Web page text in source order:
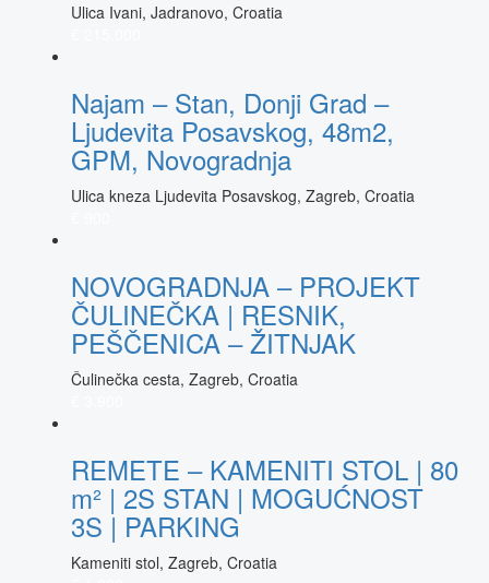
Ulica Ivani, Jadranovo, Croatia
Najam – Stan, Donji Grad –
Ljudevita Posavskog, 48m2,
GPM, Novogradnja
Ulica kneza Ljudevita Posavskog, Zagreb, Croatia
NOVOGRADNJA – PROJEKT
ČULINEČKA | RESNIK,
PEŠČENICA – ŽITNJAK
Čulinečka cesta, Zagreb, Croatia
REMETE – KAMENITI STOL | 80
m² | 2S STAN | MOGUĆNOST
3S | PARKING
Kameniti stol, Zagreb, Croatia